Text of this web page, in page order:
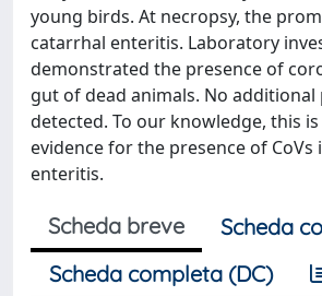
young birds. At necropsy, the
catarrhal enteritis. Laboratory
demonstrated the presence of
gut of dead animals. No
detected. To our knowledge, this
evidence for the presence of CoVs
enteritis.
Scheda breve
Scheda
Scheda completa (DC)